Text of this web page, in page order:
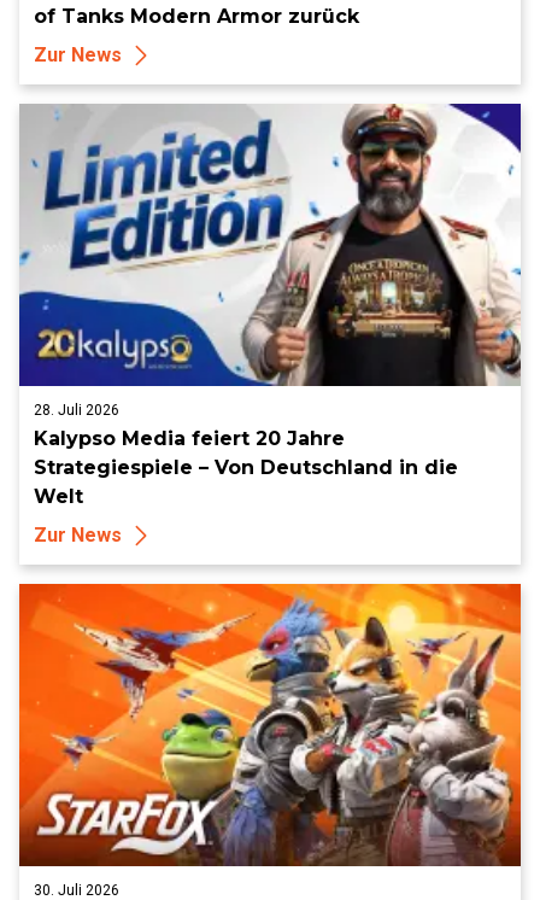
of Tanks Modern Armor zurück
Zur News
28. Juli 2026
Kalypso Media feiert 20 Jahre
Strategiespiele – Von Deutschland in die
Welt
Zur News
30. Juli 2026